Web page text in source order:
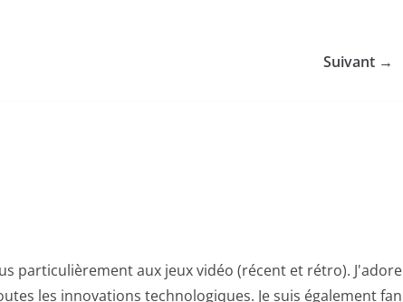
Suivant →
particulièrement aux jeux vidéo (récent et rétro). J'adore
les innovations technologiques. Je suis également fan